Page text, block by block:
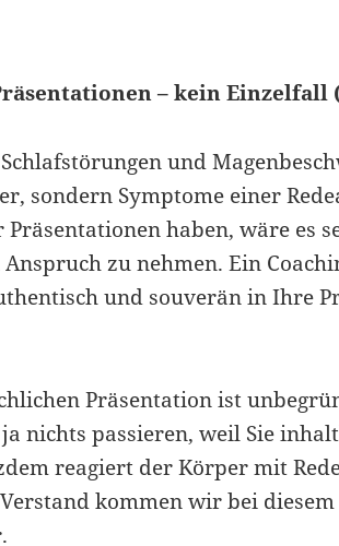
– kein
und
sondern Symptome einer
Präsentationen haben, wäre es
zu nehmen. Ein
und souverän in Ihre
Präsentation ist
nichts passieren, weil Sie
reagiert der Körper mit
kommen wir bei